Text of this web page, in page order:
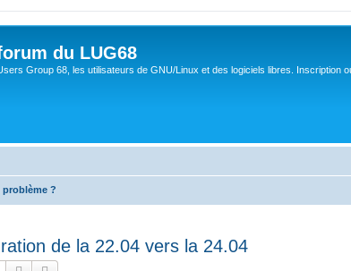
du LUG68
Group 68, les utilisateurs de GNU/Linux et des logiciels libres. Inscription
problème ?
de la 22.04 vers la 24.04